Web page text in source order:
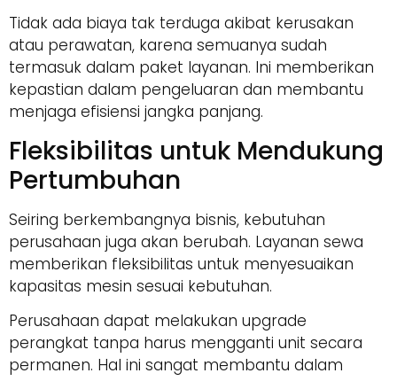
Tidak ada biaya tak terduga akibat kerusakan
atau perawatan, karena semuanya sudah
termasuk dalam paket layanan. Ini memberikan
kepastian dalam pengeluaran dan membantu
menjaga efisiensi jangka panjang.
Fleksibilitas untuk Mendukung
Pertumbuhan
Seiring berkembangnya bisnis, kebutuhan
perusahaan juga akan berubah. Layanan sewa
memberikan fleksibilitas untuk menyesuaikan
kapasitas mesin sesuai kebutuhan.
Perusahaan dapat melakukan upgrade
perangkat tanpa harus mengganti unit secara
permanen. Hal ini sangat membantu dalam